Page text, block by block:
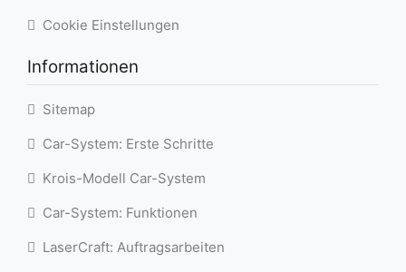
Cookie Einstellungen
Informationen
Sitemap
Car-System: Erste Schritte
Krois-Modell Car-System
Car-System: Funktionen
LaserCraft: Auftragsarbeiten